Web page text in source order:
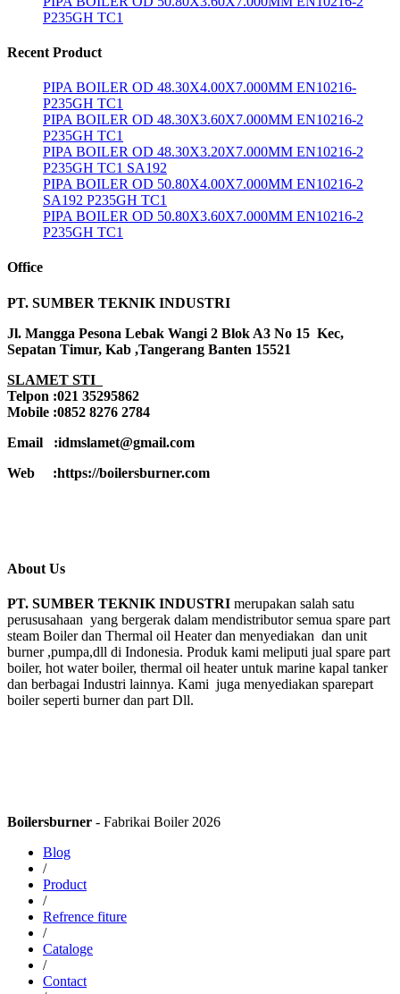
P235GH TC1
Recent Product
PIPA BOILER OD 48.30X4.00X7.000MM EN10216-
P235GH TC1
PIPA BOILER OD 48.30X3.60X7.000MM EN10216-2
P235GH TC1
PIPA BOILER OD 48.30X3.20X7.000MM EN10216-2
P235GH TC1 SA192
PIPA BOILER OD 50.80X4.00X7.000MM EN10216-2
SA192 P235GH TC1
PIPA BOILER OD 50.80X3.60X7.000MM EN10216-2
P235GH TC1
Office
PT. SUMBER TEKNIK INDUSTRI
Jl. Mangga Pesona Lebak Wangi 2 Blok A3 No 15 Kec,
Sepatan Timur, Kab ,Tangerang Banten 15521
SLAMET STI
Telpon :021 35295862
Mobile :0852 8276 2784
Email :idmslamet@gmail.com
Web :https://boilersburner.com
About Us
PT. SUMBER TEKNIK INDUSTRI merupakan salah satu
perususahaan yang bergerak dalam mendistributor semua spare part
steam Boiler dan Thermal oil Heater dan menyediakan dan unit
burner ,pumpa,dll di Indonesia. Produk kami meliputi jual spare part
boiler, hot water boiler, thermal oil heater untuk marine kapal tanker
dan berbagai Industri lainnya. Kami juga menyediakan sparepart
boiler seperti burner dan part Dll.
Boilersburner - Fabrikai Boiler 2026
Blog
/
Product
/
Refrence fiture
/
Cataloge
/
Contact